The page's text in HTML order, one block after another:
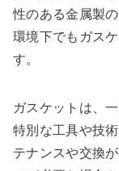
性のある金属製
環境下でもガス
す。
ガスケットは、
特別な工具や技
テナンスや交換